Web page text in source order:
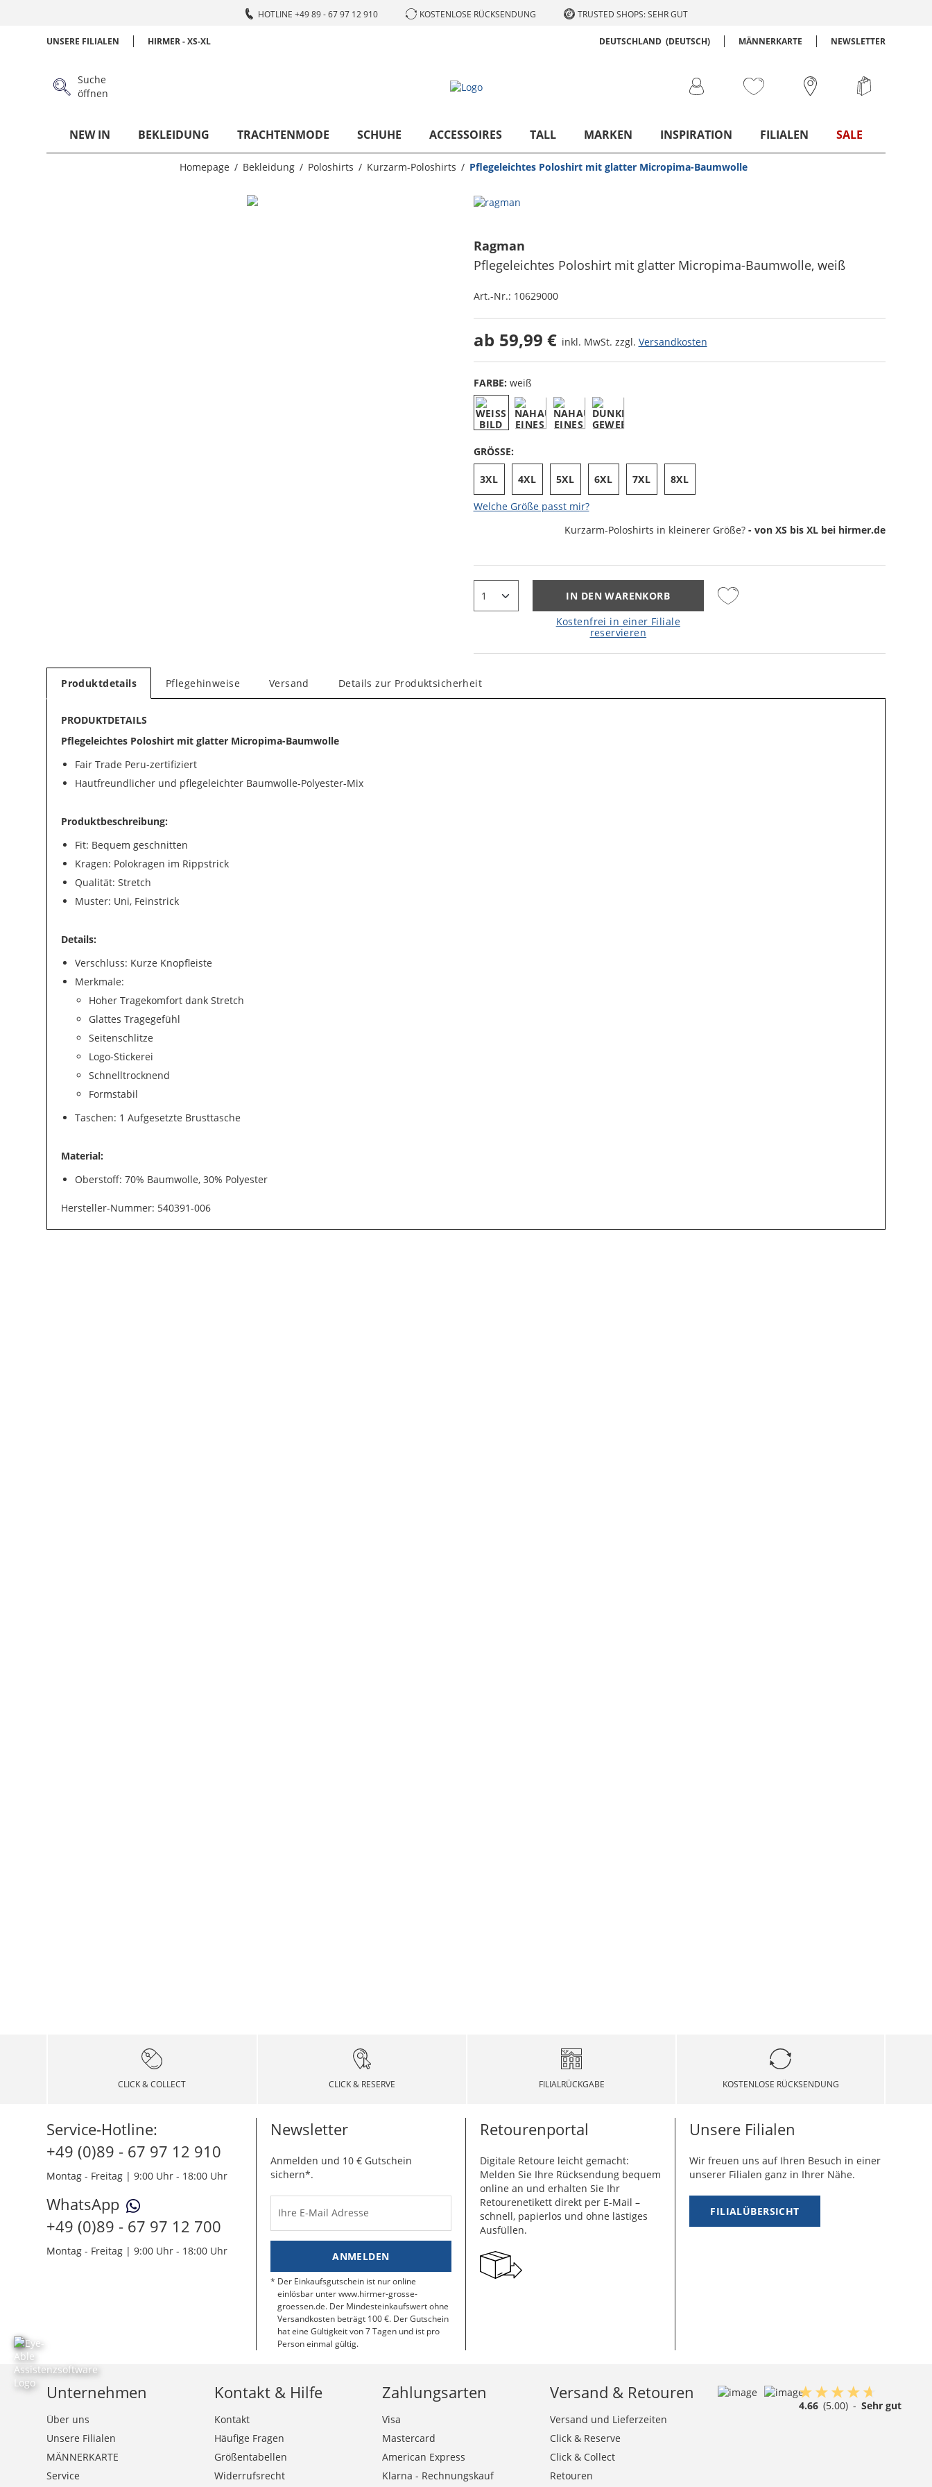
HOTLINE +49 89 - 67 97 12 910 KOSTENLOSE RÜCKSENDUNG TRUSTED SHOPS: SEHR GUT
UNSERE FILIALEN HIRMER - XS-XL DEUTSCHLAND (DEUTSCH) MÄNNERKARTE NEWSLETTER
Suche
öffnen
NEW IN BEKLEIDUNG TRACHTENMODE SCHUHE ACCESSOIRES TALL MARKEN INSPIRATION FILIALEN SALE
Homepage Bekleidung Poloshirts Kurzarm-Poloshirts Pflegeleichtes Poloshirt mit glatter Micropima-Baumwolle
Ragman
Pflegeleichtes Poloshirt mit glatter Micropima-Baumwolle, weiß
Art.-Nr.: 10629000
ab 59,99 € inkl. MwSt. zzgl. Versandkosten
FARBE: weiß
GRÖSSE:
3XL 4XL 5XL 6XL 7XL 8XL
Welche Größe passt mir?
Kurzarm-Poloshirts in kleinerer Größe? - von XS bis XL bei hirmer.de
IN DEN WARENKORB
Kostenfrei in einer Filiale
reservieren
Produktdetails Pflegehinweise Versand Details zur Produktsicherheit
PRODUKTDETAILS
Pflegeleichtes Poloshirt mit glatter Micropima-Baumwolle
Fair Trade Peru-zertifiziert
Hautfreundlicher und pflegeleichter Baumwolle-Polyester-Mix
Produktbeschreibung:
Fit: Bequem geschnitten
Kragen: Polokragen im Rippstrick
Qualität: Stretch
Muster: Uni, Feinstrick
Details:
Verschluss: Kurze Knopfleiste
Merkmale:
Hoher Tragekomfort dank Stretch
Glattes Tragegefühl
Seitenschlitze
Logo-Stickerei
Schnelltrocknend
Formstabil
Taschen: 1 Aufgesetzte Brusttasche
Material:
Oberstoff: 70% Baumwolle, 30% Polyester
Hersteller-Nummer: 540391-006
CLICK & COLLECT CLICK & RESERVE FILIALRÜCKGABE KOSTENLOSE RÜCKSENDUNG
Service-Hotline:
+49 (0)89 - 67 97 12 910
Montag - Freitag | 9:00 Uhr - 18:00 Uhr
WhatsApp
+49 (0)89 - 67 97 12 700
Montag - Freitag | 9:00 Uhr - 18:00 Uhr
Newsletter
Anmelden und 10 € Gutschein
sichern*.
Ihre E-Mail Adresse
ANMELDEN
Der Einkaufsgutschein ist nur online
einlösbar unter www.hirmer-grosse-
groessen.de. Der Mindesteinkaufswert ohne
Versandkosten beträgt 100 €. Der Gutschein
hat eine Gültigkeit von 7 Tagen und ist pro
Person einmal gültig.
Retourenportal
Digitale Retoure leicht gemacht:
Melden Sie Ihre Rücksendung bequem
online an und erhalten Sie Ihr
Retourenetikett direkt per E-Mail –
schnell, papierlos und ohne lästiges
Ausfüllen.
Unsere Filialen
Wir freuen uns auf Ihren Besuch in einer
unserer Filialen ganz in Ihrer Nähe.
FILIALÜBERSICHT
Unternehmen
Über uns
Unsere Filialen
MÄNNERKARTE
Service
Kontakt & Hilfe
Kontakt
Häufige Fragen
Größentabellen
Widerrufsrecht
Zahlungsarten
Visa
Mastercard
American Express
Klarna - Rechnungskauf
Versand & Retouren
Versand und Lieferzeiten
Click & Reserve
Click & Collect
Retouren
4.66 (5.00) - Sehr gut